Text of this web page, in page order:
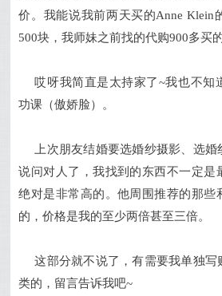
价。我能说我前两天买的Anne Klein
500块，我师妹之前找的代购900多买的
哎呀我简直是太持家了~我也不知
功课（傲娇脸）。
上次朋友结婚要选婚纱摄影、选
说问对人了，我找到的东西不一定是
绝对是非常高的。他周围推荐的那些
的，价格是我的至少两倍甚至三倍。
这部分就不说了，有需要我单独写
类的，留言告诉我吧~